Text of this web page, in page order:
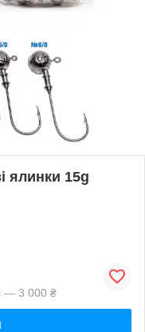
ялинки 15g
— 3 000 ₴